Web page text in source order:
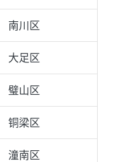
南川区
大足区
璧山区
铜梁区
潼南区